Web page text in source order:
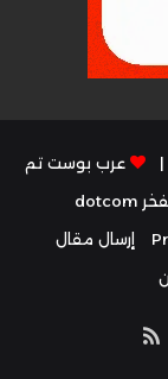
عرب بوست تم
dotcom
إرسال مقال
ملخص